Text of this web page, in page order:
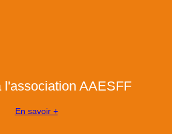
l'association AAESFF
En savoir +